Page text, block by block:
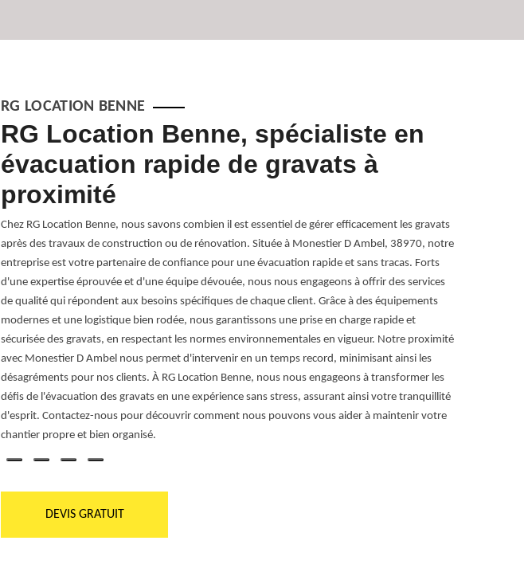
RG LOCATION BENNE
RG Location Benne, spécialiste en
évacuation rapide de gravats à
proximité
Chez RG Location Benne, nous savons combien il est essentiel de gérer efficacement les gravats
après des travaux de construction ou de rénovation. Située à Monestier D Ambel, 38970, notre
entreprise est votre partenaire de confiance pour une évacuation rapide et sans tracas. Forts
d'une expertise éprouvée et d'une équipe dévouée, nous nous engageons à offrir des services
de qualité qui répondent aux besoins spécifiques de chaque client. Grâce à des équipements
modernes et une logistique bien rodée, nous garantissons une prise en charge rapide et
sécurisée des gravats, en respectant les normes environnementales en vigueur. Notre proximité
avec Monestier D Ambel nous permet d'intervenir en un temps record, minimisant ainsi les
désagréments pour nos clients. À RG Location Benne, nous nous engageons à transformer les
défis de l'évacuation des gravats en une expérience sans stress, assurant ainsi votre tranquillité
d'esprit. Contactez-nous pour découvrir comment nous pouvons vous aider à maintenir votre
chantier propre et bien organisé.
DEVIS GRATUIT